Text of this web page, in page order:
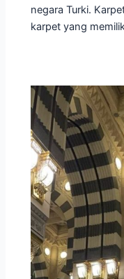
negara Turki.
karpet yang